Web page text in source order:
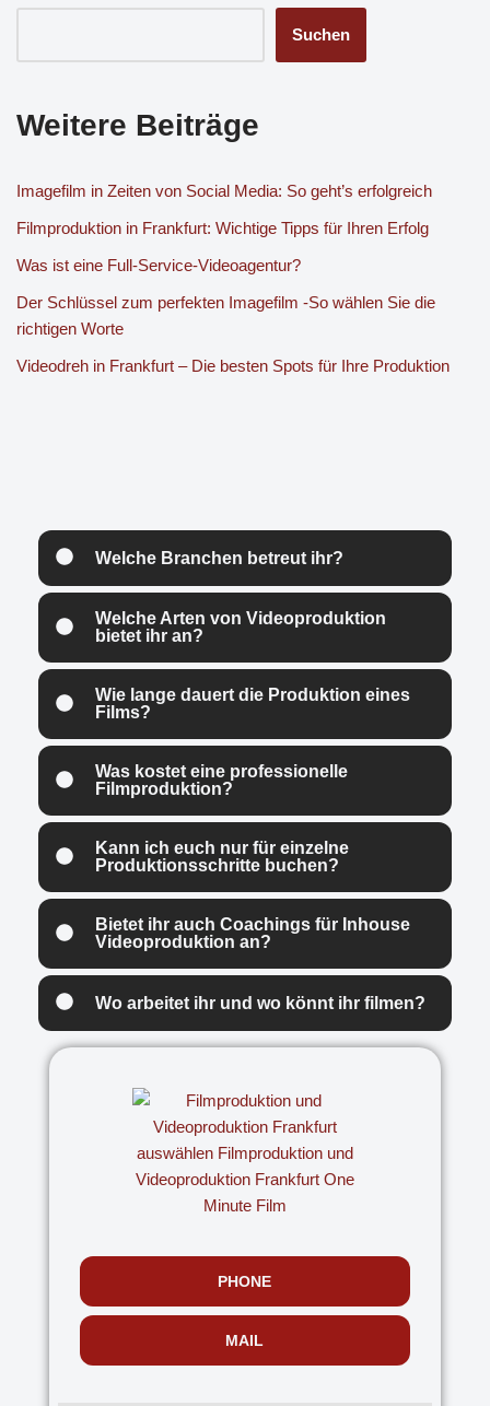
Suchen
Weitere Beiträge
Imagefilm in Zeiten von Social Media: So geht’s erfolgreich
Filmproduktion in Frankfurt: Wichtige Tipps für Ihren Erfolg
Was ist eine Full-Service-Videoagentur?
Der Schlüssel zum perfekten Imagefilm -So wählen Sie die
richtigen Worte
Videodreh in Frankfurt – Die besten Spots für Ihre Produktion
PHONE
MAIL
Welche Branchen betreut ihr?
Welche Arten von Videoproduktion
bietet ihr an?
Wie lange dauert die Produktion eines
Films?
Was kostet eine professionelle
Filmproduktion?
Kann ich euch nur für einzelne
Produktionsschritte buchen?
Bietet ihr auch Coachings für Inhouse
Videoproduktion an?
Wo arbeitet ihr und wo könnt ihr filmen?